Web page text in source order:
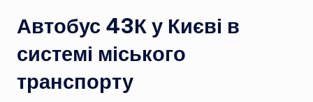
Автобус 43К у Києві в
системі міського
транспорту